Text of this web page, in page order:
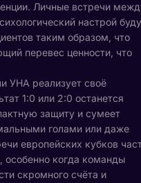
Личные встречи
настрой
таким образом, что
перевес ценности, что
УНА реализует своё
1:0 или 2:0 останется
защиту и сумеет
голами или даже
европейских кубков
особенно когда команды
скромного счёта и